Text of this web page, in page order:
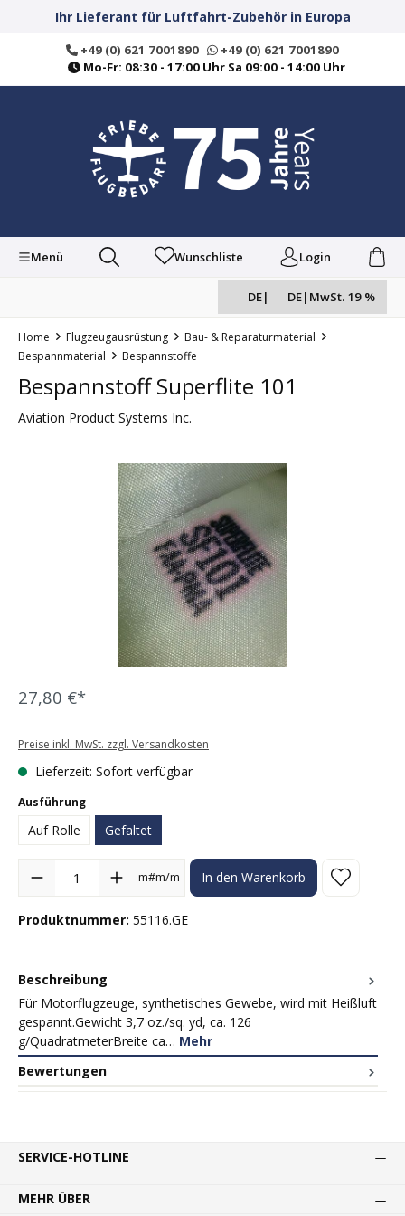
springenIhr Lieferant für Luftfahrt-Zubehör in Europa
+49 (0) 621 7001890
+49 (0) 621 7001890
Mo-Fr: 08:30 - 17:00 Uhr Sa 09:00 - 14:00 Uhr
Menü Wunschliste Login
DE| DE| MwSt. 19 %
Home Flugzeugausrüstung
Bau- & Reparaturmaterial
Bespannmaterial
Bespannstoffe
Bespannstoff Superflite 101
Aviation Product Systems Inc.
Bildergalerie überspringen
27,80 €*
Preise inkl. MwSt. zzgl. Versandkosten
Lieferzeit: Sofort verfügbar
Ausführungauswählen
Auf Rolle Gefaltet
Produkt Anzahl: Gib den gewünschten Wert ein oder benutze die
m#m/m In den Warenkorb
Produktnummer: 55116.GE
Beschreibung
Für Motorflugzeuge, synthetisches Gewebe, wird mit Heißluft
gespannt.Gewicht 3,7 oz./sq. yd, ca. 126
g/QuadratmeterBreite ca… Mehr
Bewertungen
SERVICE-HOTLINE
MEHR ÜBER